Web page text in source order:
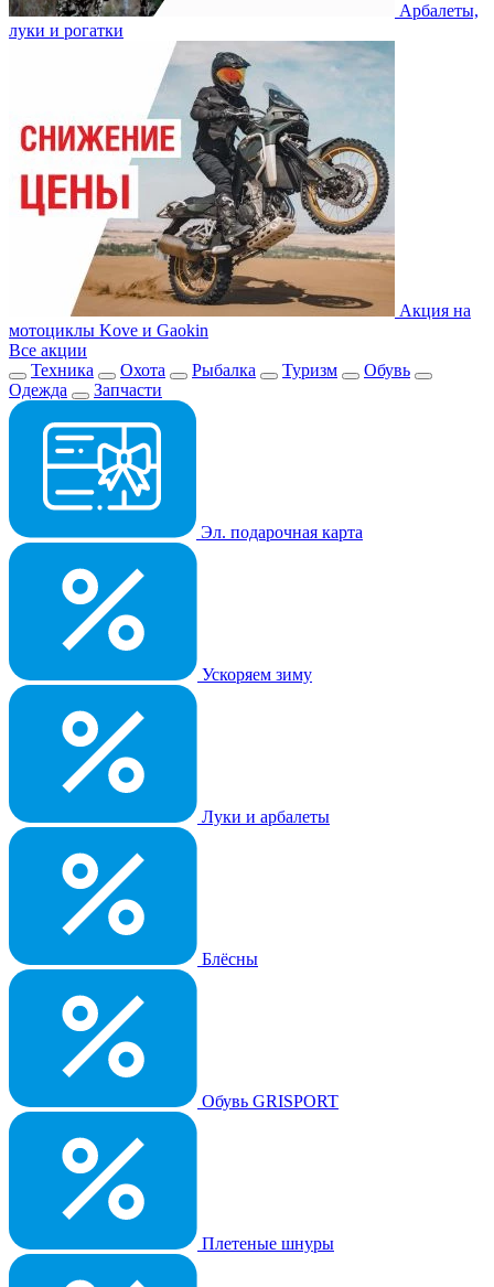
Арбалеты,
луки и рогатки
Акция на
мотоциклы Kove и Gaokin
Все акции
Техника
Охота Рыбалка Туризм
Обувь
Одежда
Запчасти
Эл. подарочная карта
Ускоряем зиму
Луки и арбалеты
Блёсны
Обувь GRISPORT
Плетеные шнуры